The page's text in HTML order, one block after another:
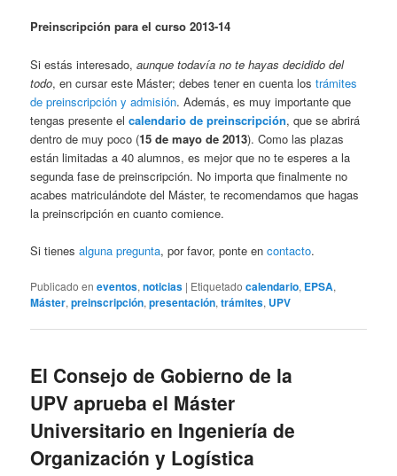
Preinscripción para el curso 2013-14
Si estás interesado,aunque todavía no te hayas decidido del
todo, en cursar este Máster; debes tener en cuenta lostrámites
de preinscripción y admisión. Además, es muy importante que
tengas presente elcalendario de preinscripción, que se abrirá
dentro de muy poco (15 de mayo de 2013). Como las plazas
están limitadas a 40 alumnos, es mejor que no te esperes a la
segunda fase de preinscripción. No importa que finalmente no
acabes matriculándote del Máster, te recomendamos que hagas
la preinscripción en cuanto comience.
Si tienesalguna pregunta, por favor, ponte encontacto.
Publicado en eventos,noticias | Etiquetado calendario, EPSA,
Máster,preinscripción,presentación,trámites, UPV
El Consejo de Gobierno de la
UPV aprueba el Máster
Universitario en Ingeniería de
Organización y Logística